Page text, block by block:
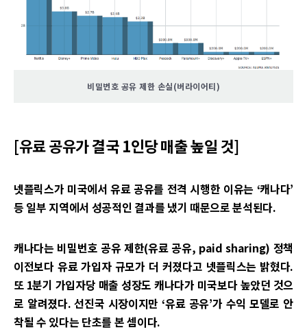
비밀번호 공유 제한 손실(버라이어티)
[유료 공유가 결국 1인당 매출 높일 것]
넷플릭스가 미국에서 유료 공유를 전격 시행한 이유는 ‘캐나다’
등 일부 지역에서 성공적인 결과를 냈기 때문으로 분석된다.
캐나다는 비밀번호 공유 제한(유료 공유, paid sharing) 정책
이전보다 유료 가입자 규모가 더 커졌다고 넷플릭스는 밝혔다.
또 1분기 가입자당 매출 성장도 캐나다가 미국보다 높았던 것으
로 알려졌다. 선진국 시장이지만 ‘유료 공유’가 수익 모델로 안
착될 수 있다는 단초를 본 셈이다.